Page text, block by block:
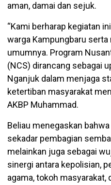
aman, damai dan sejuk.
“Kami berharap kegiatan
warga Kampungbaru
umumnya. Program
(NCS) dirancang sebagai
Nganjuk dalam menjaga
ketertiban masyarakat
AKBP Muhammad.
Beliau menegaskan
sekadar pembagian
melainkan juga sebagai
sinergi antara kepolisian,
agama, tokoh masyarakat,